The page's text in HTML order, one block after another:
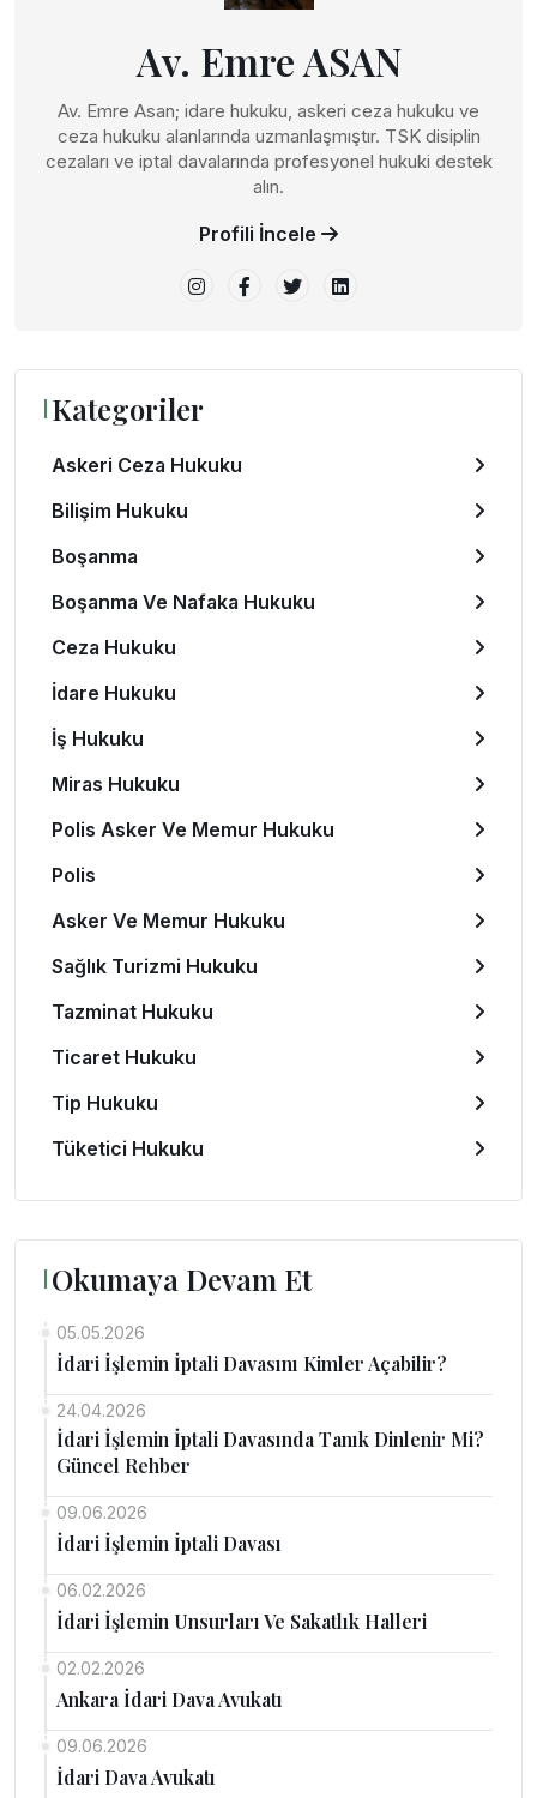
Av. Emre ASAN
Av. Emre Asan; idare hukuku, askeri ceza hukuku ve
ceza hukuku alanlarında uzmanlaşmıştır. TSK disiplin
cezaları ve iptal davalarında profesyonel hukuki destek
alın.
Profili İncele
Kategoriler
Askeri Ceza Hukuku
Bilişim Hukuku
Boşanma
Boşanma Ve Nafaka Hukuku
Ceza Hukuku
İdare Hukuku
İş Hukuku
Miras Hukuku
Polis Asker Ve Memur Hukuku
Polis
Asker Ve Memur Hukuku
Sağlık Turizmi Hukuku
Tazminat Hukuku
Ticaret Hukuku
Tip Hukuku
Tüketici Hukuku
Okumaya Devam Et
05.05.2026
İdari İşlemin İptali Davasını Kimler Açabilir?
24.04.2026
İdari İşlemin İptali Davasında Tanık Dinlenir Mi?
Güncel Rehber
09.06.2026
İdari İşlemin İptali Davası
06.02.2026
İdari İşlemin Unsurları Ve Sakatlık Halleri
02.02.2026
Ankara İdari Dava Avukatı
09.06.2026
İdari Dava Avukatı